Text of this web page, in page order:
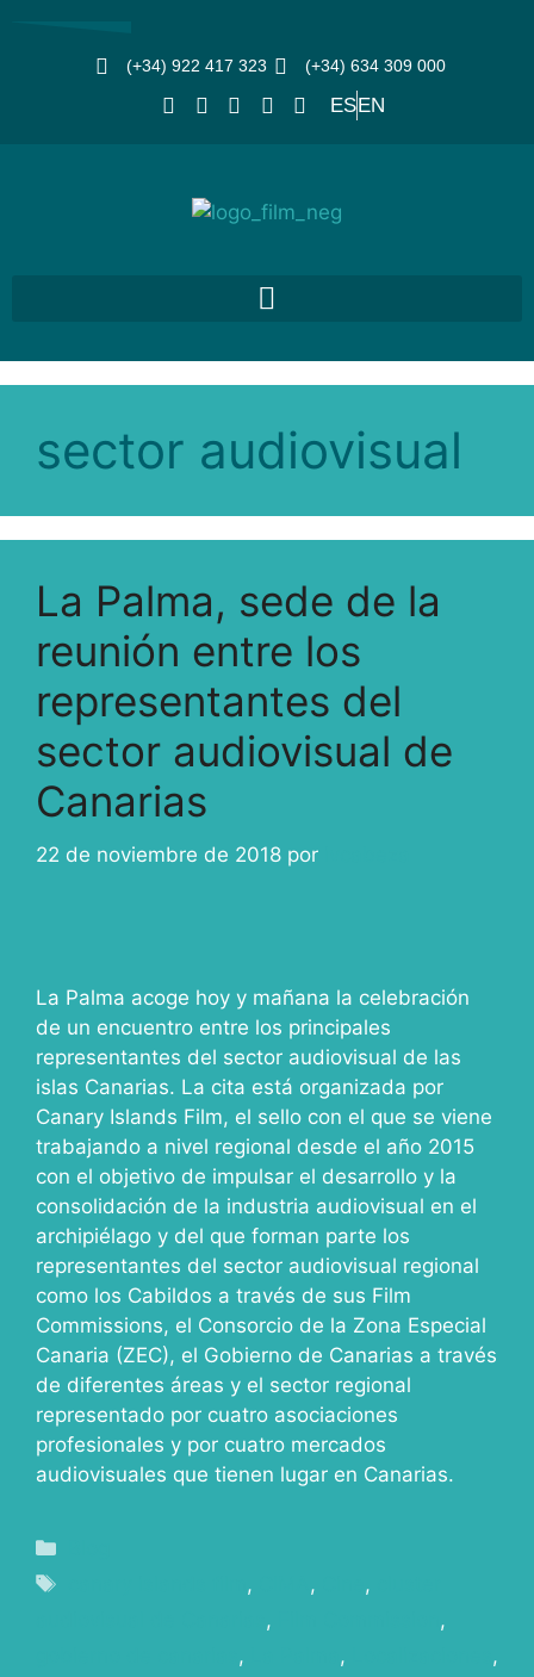
(+34) 922 417 323 (+34) 634 309 000
ESEN
sector audiovisual
La Palma, sede de la
reunión entre los
representantes del
sector audiovisual de
Canarias
22 de noviembre de 2018 por
La Palma acoge hoy y mañana la celebración
de un encuentro entre los principales
representantes del sector audiovisual de las
islas Canarias. La cita está organizada por
Canary Islands Film, el sello con el que se viene
trabajando a nivel regional desde el año 2015
con el objetivo de impulsar el desarrollo y la
consolidación de la industria audiovisual en el
archipiélago y del que forman parte los
representantes del sector audiovisual regional
como los Cabildos a través de sus Film
Commissions, el Consorcio de la Zona Especial
Canaria (ZEC), el Gobierno de Canarias a través
de diferentes áreas y el sector regional
representado por cuatro asociaciones
profesionales y por cuatro mercados
audiovisuales que tienen lugar en Canarias.
, , ,
,
,
, ,
,